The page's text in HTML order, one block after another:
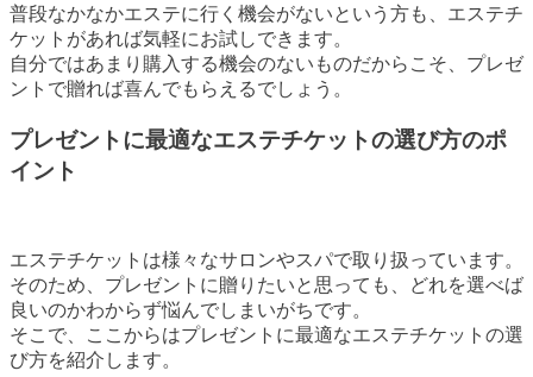
普段なかなかエステに行く機会がないという方も、エステチ
ケットがあれば気軽にお試しできます。
自分ではあまり購入する機会のないものだからこそ、プレゼ
ントで贈れば喜んでもらえるでしょう。
プレゼントに最適なエステチケットの選び方のポ
イント
エステチケットは様々なサロンやスパで取り扱っています。
そのため、プレゼントに贈りたいと思っても、どれを選べば
良いのかわからず悩んでしまいがちです。
そこで、ここからはプレゼントに最適なエステチケットの選
び方を紹介します。